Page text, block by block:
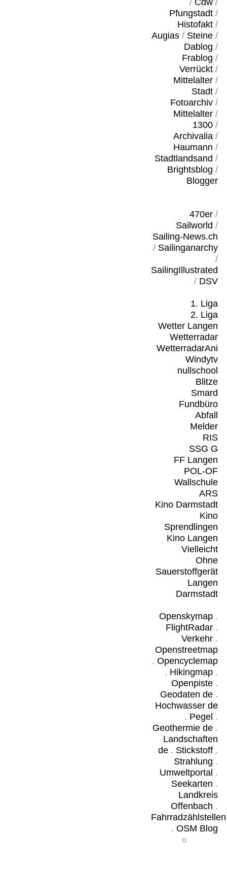
/ Cdw/
Pfungstadt/
Histofakt/
Augias/ Steine/
Dablog /
Frablog /
Verrückt/
Mittelalter/
Stadt/
Fotoarchiv/
Mittelalter/
1300/
Archivalia/
Haumann /
Stadtlandsand /
Brightsblog /
Blogger
470er/
Sailworld /
Sailing-News.ch
/ Sailinganarchy
/
SailingIllustrated
/ DSV
1. Liga
2. Liga
Wetter Langen
Wetterradar
WetterradarAni
Windytv
nullschool
Blitze
Smard
Fundbüro
Abfall
Melder
RIS
SSG G
FF Langen
POL-OF
Wallschule
ARS
Kino Darmstadt
Kino
Sprendlingen
Kino Langen
Vielleicht
Ohne
Sauerstoffgerät
Langen
Darmstadt
Openskymap.
FlightRadar.
Verkehr.
Openstreetmap
. Opencyclemap
. Hikingmap.
Openpiste.
Geodaten de.
Hochwasser de
. Pegel .
Geothermie de.
Landschaften
de. Stickstoff.
Strahlung .
Umweltportal .
Seekarten .
Landkreis
Offenbach .
Fahrradzählstellen
. OSM Blog